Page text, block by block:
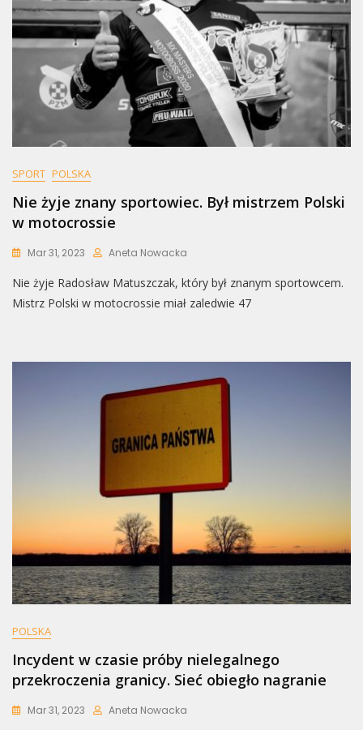
SPORT POLSKA
Nie żyje znany sportowiec. Był mistrzem Polski
w motocrossie
Mar 31, 2023 Aneta Nowacka
Nie żyje Radosław Matuszczak, który był znanym sportowcem.
Mistrz Polski w motocrossie miał zaledwie 47
POLSKA
Incydent w czasie próby nielegalnego
przekroczenia granicy. Sieć obiegło nagranie
Mar 31, 2023 Aneta Nowacka